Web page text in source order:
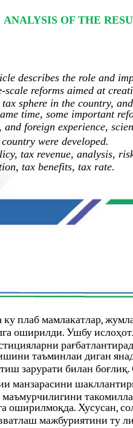
ANALYSIS OF THE
describes the role and
scale reforms aimed at
sphere in the country,
time, some important
and foreign experience,
were developed.
tax revenue, analysis,
tax benefits, tax rate.
ку плаб мамлакатлар,
оширилди. Ушбу
таъминлаи диган
зарурати билан
манзарасини
оширилмоқда. Хусусан,
мажбуриятини ту